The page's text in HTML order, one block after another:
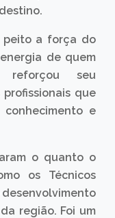
peito a força do
de quem
reforçou seu
que
e
o quanto o
os Técnicos
região. Foi um